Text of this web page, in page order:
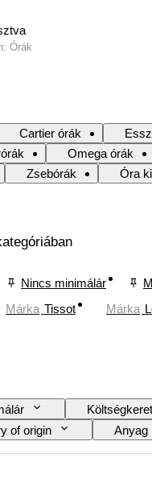
Órák
Cartier órák
Omega órák
Zsebórák Óra
Nincs minimálár
Márka Tissot Márka
Költségkeret
of origin Anyag
Óraszerkezet